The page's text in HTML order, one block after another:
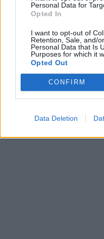
Personal Data for
Opted In
I want to opt-out of
Retention, Sale, and/
Personal Data that Is
Purposes for which it
Opted Out
CONFIRM
Data Deletion